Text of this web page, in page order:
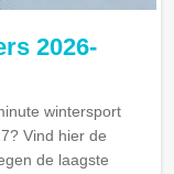
2026-
wintersport
Vind hier de
de laagste